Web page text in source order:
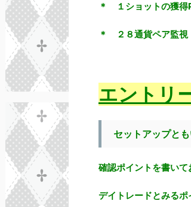
＊ １ショットの獲得
＊ ２８通貨ペア監視
エントリ
セットアップと
確認ポイントを書いて
デイトレードとみる